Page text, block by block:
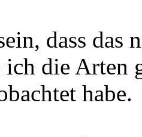
dass
ich die Arten
habe.